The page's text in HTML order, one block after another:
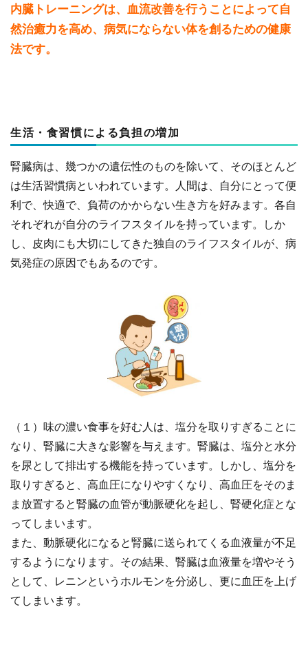
内臓トレーニングは、血流改善を行うことによって自
然治癒力を高め、病気にならない体を創るための健康
法です。
生活・食習慣による負担の増加
腎臓病は、幾つかの遺伝性のものを除いて、そのほとんど
は生活習慣病といわれています。人間は、自分にとって便
利で、快適で、負荷のかからない生き方を好みます。各自
それぞれが自分のライフスタイルを持っています。しか
し、皮肉にも大切にしてきた独自のライフスタイルが、病
気発症の原因でもあるのです。
（１）味の濃い食事を好む人は、塩分を取りすぎることに
なり、腎臓に大きな影響を与えます。腎臓は、塩分と水分
を尿として排出する機能を持っています。しかし、塩分を
取りすぎると、高血圧になりやすくなり、高血圧をそのま
ま放置すると腎臓の血管が動脈硬化を起し、腎硬化症とな
ってしまいます。
また、動脈硬化になると腎臓に送られてくる血液量が不足
するようになります。その結果、腎臓は血液量を増やそう
として、レニンというホルモンを分泌し、更に血圧を上げ
てしまいます。